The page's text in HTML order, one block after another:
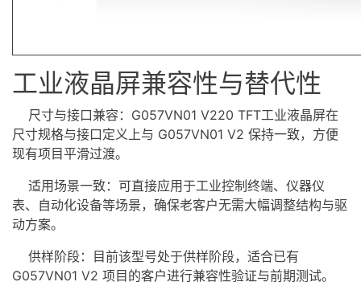
工业液晶屏兼容性与替代性
尺寸与接口兼容：G057VN01 V220 TFT工业液晶屏在
尺寸规格与接口定义上与 G057VN01 V2 保持一致，方便
现有项目平滑过渡。
适用场景一致：可直接应用于工业控制终端、仪器仪
表、自动化设备等场景，确保老客户无需大幅调整结构与驱
动方案。
供样阶段：目前该型号处于供样阶段，适合已有
G057VN01 V2 项目的客户进行兼容性验证与前期测试。